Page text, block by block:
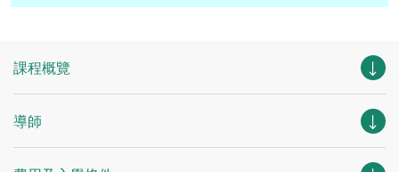
課程概覽
導師